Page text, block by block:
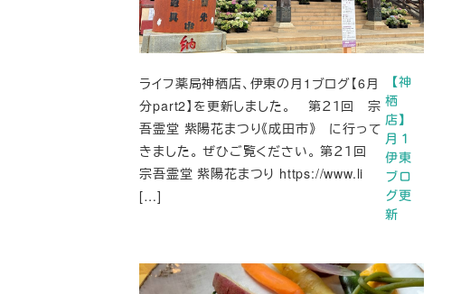
【神
栖
店】
月１
伊東
ブロ
グ更
新
ライフ薬局神栖店、伊東の月1ブログ【6月
分part2】を更新しました。 第２１回 宗
吾霊堂 紫陽花まつり《成田市》 に行って
きました。 ぜひご覧ください。 第２１回
宗吾霊堂 紫陽花まつり https://www.li
[…]